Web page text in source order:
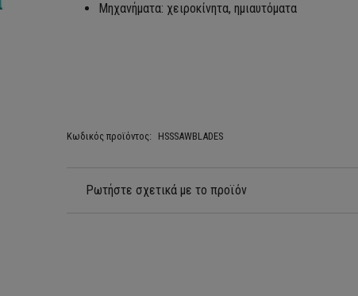
Μηχανήματα: χειροκίνητα, ημιαυτόματα
Κωδικός προϊόντος: HSSSAWBLADES
Ρωτήστε σχετικά με το προϊόν